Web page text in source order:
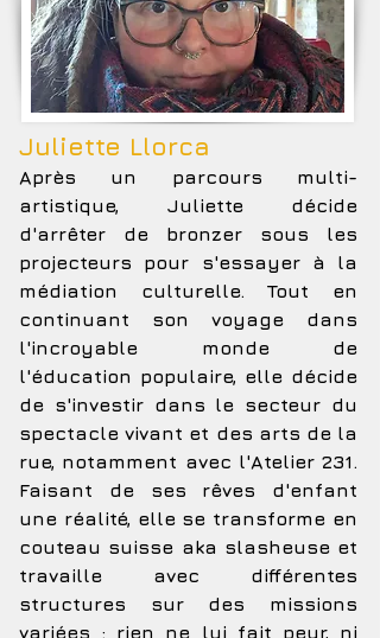
Juliette Llorca
Après un parcours multi-
artistique, Juliette décide
d'arrêter de bronzer sous les
projecteurs pour s'essayer à la
médiation culturelle. Tout en
continuant son voyage dans
l'incroyable monde de
l'éducation populaire, elle décide
de s'investir dans le secteur du
spectacle vivant et des arts de la
rue, notamment avec l'Atelier 231.
Faisant de ses rêves d'enfant
une réalité, elle se transforme en
couteau suisse aka slasheuse et
travaille avec différentes
structures sur des missions
variées : rien ne lui fait peur, ni